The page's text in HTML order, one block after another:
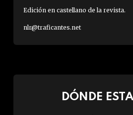
Edición en castellano de la revista.
nlr@traficantes.net
DÓNDE